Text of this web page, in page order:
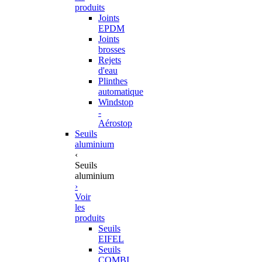
produits
Joints
EPDM
Joints
brosses
Rejets
d'eau
Plinthes
automatique
Windstop
-
Aérostop
Seuils
aluminium
‹
Seuils
aluminium
›
Voir
les
produits
Seuils
EIFEL
Seuils
COMBI